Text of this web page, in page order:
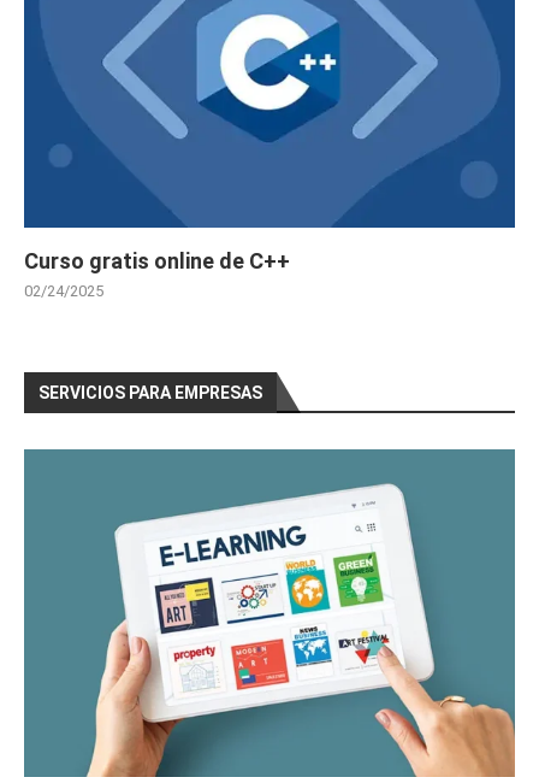
Curso gratis online de C++
02/24/2025
SERVICIOS PARA EMPRESAS